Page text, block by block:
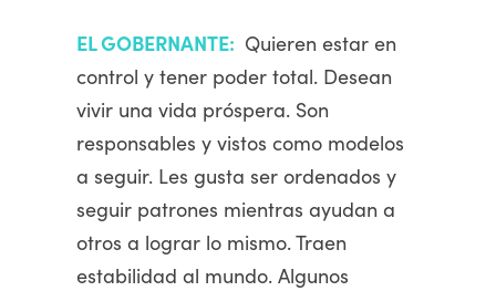
EL GOBERNANTE: Quieren estar en
control y tener poder total. Desean
vivir una vida próspera. Son
responsables y vistos como modelos
a seguir. Les gusta ser ordenados y
seguir patrones mientras ayudan a
otros a lograr lo mismo. Traen
estabilidad al mundo. Algunos